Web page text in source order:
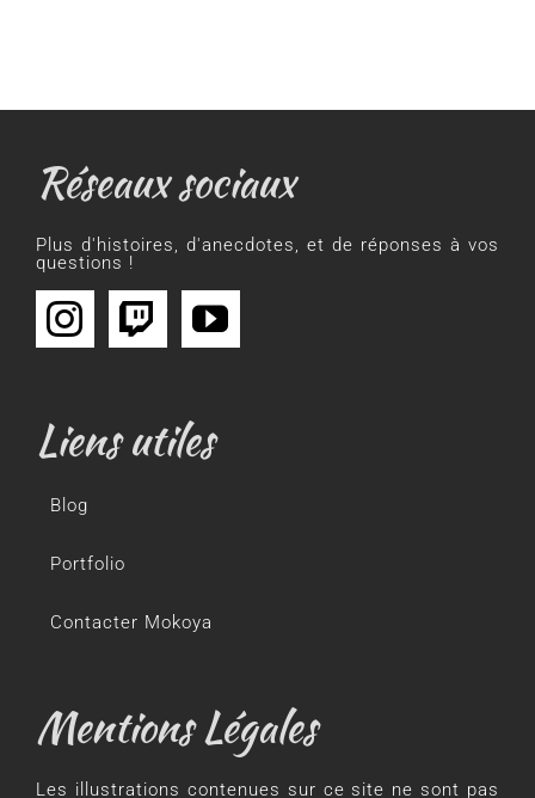
Réseaux sociaux
Plus d'histoires, d'anecdotes, et de réponses à vos
questions !
Liens utiles
Blog
Portfolio
Contacter Mokoya
Mentions Légales
Les illustrations contenues sur ce site ne sont pas